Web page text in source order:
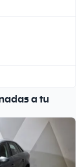
a tu